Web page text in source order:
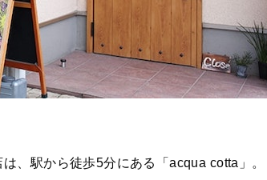
、駅から徒歩5分にある「acqua cotta」。